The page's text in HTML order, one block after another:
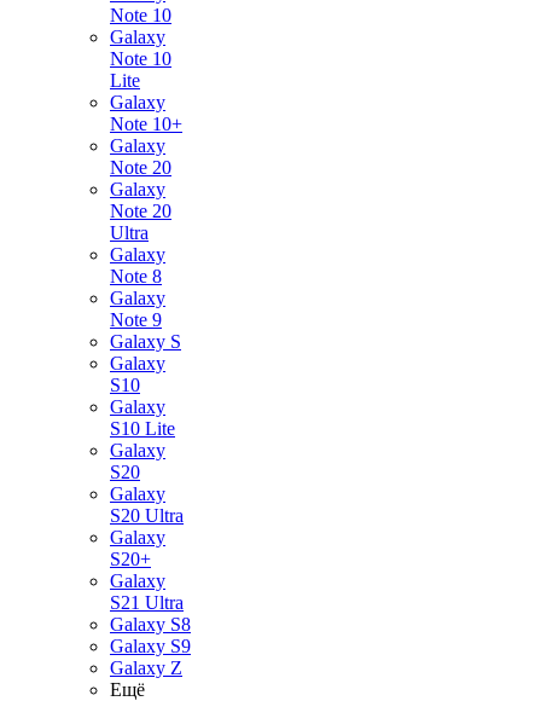
Note 10
Galaxy
Note 10
Lite
Galaxy
Note 10+
Galaxy
Note 20
Galaxy
Note 20
Ultra
Galaxy
Note 8
Galaxy
Note 9
Galaxy S
Galaxy
S10
Galaxy
S10 Lite
Galaxy
S20
Galaxy
S20 Ultra
Galaxy
S20+
Galaxy
S21 Ultra
Galaxy S8
Galaxy S9
Galaxy Z
Ещё